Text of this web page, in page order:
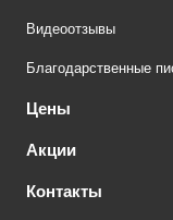
Видеоотзывы
Благодарственные
Цены
Акции
Контакты